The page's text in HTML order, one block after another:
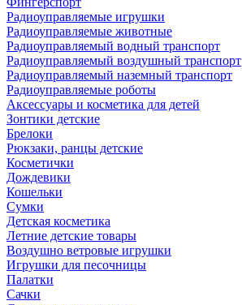
Радиоуправляемые игрушки
Радиоуправляемые животные
Радиоуправляемый водный транспорт
Радиоуправляемый воздушный транспорт
Радиоуправляемый наземный транспорт
Радиоуправляемые роботы
Аксессуары и косметика для детей
Зонтики детские
Брелоки
Рюкзаки, ранцы детские
Косметички
Дождевики
Кошельки
Сумки
Детская косметика
Летние детские товары
Воздушно ветровые игрушки
Игрушки для песочницы
Палатки
Сачки